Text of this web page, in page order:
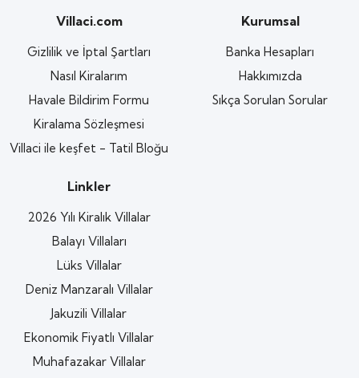
Villaci.com
Gizlilik ve İptal Şartları
Nasıl Kiralarım
Havale Bildirim Formu
Kiralama Sözleşmesi
Villaci ile keşfet - Tatil Bloğu
Kurumsal
Banka Hesapları
Hakkımızda
Sıkça Sorulan Sorular
Linkler
2026 Yılı Kiralık Villalar
Balayı Villaları
Lüks Villalar
Deniz Manzaralı Villalar
Jakuzili Villalar
Ekonomik Fiyatlı Villalar
Muhafazakar Villalar